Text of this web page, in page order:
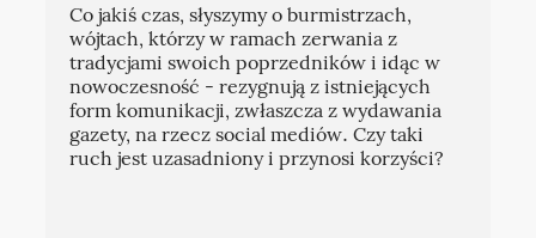
Co jakiś czas, słyszymy o burmistrzach,
wójtach, którzy w ramach zerwania z
tradycjami swoich poprzedników i idąc w
nowoczesność - rezygnują z istniejących
form komunikacji, zwłaszcza z wydawania
gazety, na rzecz social mediów. Czy taki
ruch jest uzasadniony i przynosi korzyści?